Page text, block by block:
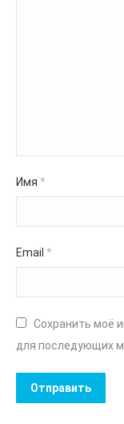
Имя *
Email *
Сохранить моё
для последующих